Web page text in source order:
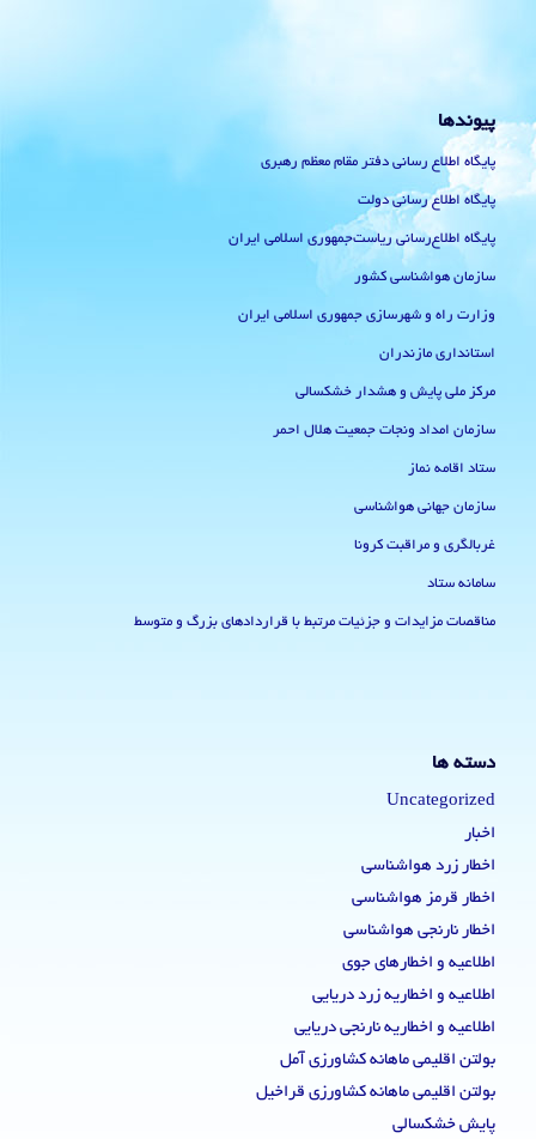
پیوندها
پایگاه اطلاع رسانی دفتر مقام معظم رهبری
پایگاه اطلاع رسانی دولت
پایگاه اطلاع‌رسانی ریاست‌جمهوری اسلامی ایران
سازمان هواشناسی کشور
وزارت راه و شهرسازی جمهوری اسلامی ایران
استانداری مازندران
مرکز ملی پایش و هشدار خشکسالی
سازمان امداد ونجات جمعیت هلال احمر
ستاد اقامه نماز
سازمان جهانی هواشناسی
غربالگری و مراقبت کرونا
سامانه ستاد
مناقصات مزایدات و جزئیات مرتبط با قراردادهای بزرگ و متوسط
دسته ها
Uncategorized
اخبار
اخطار زرد هواشناسی
اخطار قرمز هواشناسی
اخطار نارنجی هواشناسی
اطلاعیه و اخطارهای جوی
اطلاعیه و اخطاریه زرد دریایی
اطلاعیه و اخطاریه نارنجی دریایی
بولتن اقلیمی ماهانه کشاورزی آمل
بولتن اقلیمی ماهانه کشاورزی قراخیل
پایش خشکسالی